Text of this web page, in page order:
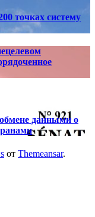
точках систему
данными о
от Themeansar.